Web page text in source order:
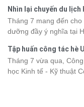
trình phù hợp với nhu
phá vùng đất này,
động hơn trong lịch
khảo bảng giá vé tham
năm 2026 ngay dưới
Nhìn lại chuyến du
Hưng 2026
Tháng 7 mang đến
dưỡng đầy ý nghĩa tại
kết, sẻ chia và lưu giữ
nhìn lại chuyến đi
quên.
Tập huấn công tác hè
Đồ Sơn
Tháng 7 vừa qua,
học Kinh tế - Kỹ thuật